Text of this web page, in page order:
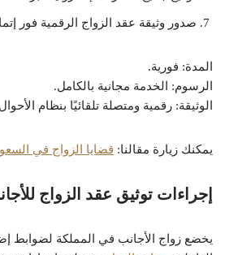
صدور وثيقة عقد الزواج الرقمية فور
المدة: فورية.
الرسوم: الخدمة مجانية بالكامل.
الوثيقة: رقمية ومتصلة تلقائيًا بنظام
يمكنك زيارة مقالنا: قضايا الزواج في
إجراءات توثيق عقد الزواج
يخضع زواج الأجانب في المملكة لضوابط